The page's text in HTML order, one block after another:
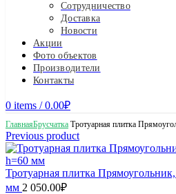
Сотрудничество
Доставка
Новости
Акции
Фото объектов
Производители
Контакты
0 items / 0.00₽
ГлавнаяБрусчатка Тротуарная плитка
Previous product
Тротуарная плитка
мм 2 050.00₽